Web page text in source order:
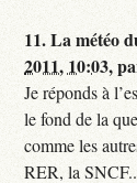
11.La météo
2011, 10:03,
Je réponds à
le fond de la
comme les
RER, la